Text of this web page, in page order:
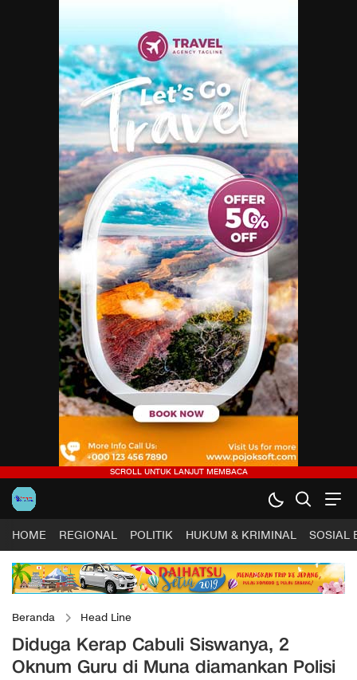
HOME REGIONAL POLITIK HUKUM & KRIMINAL SOSIAL
Beranda Head Line
Diduga Kerap Cabuli Siswanya, 2
Oknum Guru di Muna diamankan Polisi